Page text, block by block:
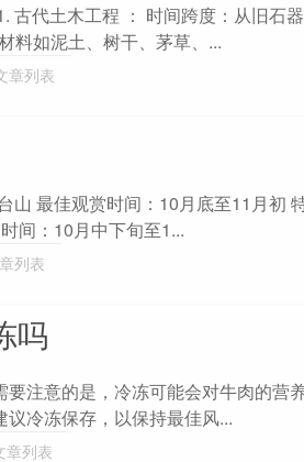
古代土木工程 ： 时间跨度：从旧石
料如泥土、树干、茅草、...
章列表
山 最佳观赏时间：10月底至11月初
间：10月中下旬至1...
列表
吗
注意的是，冷冻可能会对牛肉的营
冷冻保存，以保持最佳风...
章列表